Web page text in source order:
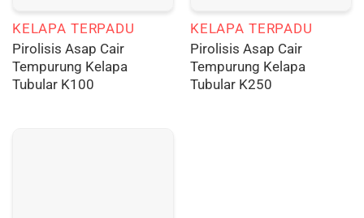
KELAPA TERPADU
Pirolisis Asap Cair
Tempurung Kelapa
Tubular K100
KELAPA TERPADU
Pirolisis Asap Cair
Tempurung Kelapa
Tubular K250